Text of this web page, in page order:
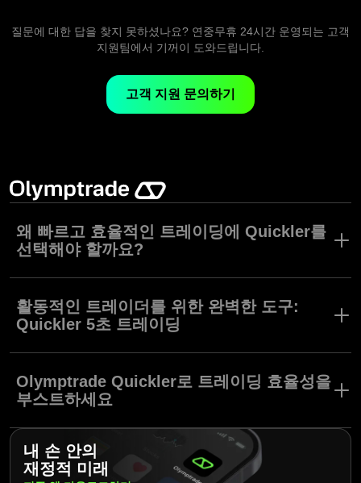
려있습니다. 그러나 5초 안에 트레이딩이 청산되는 이 도구의 특성
덕분에 트레이딩 결과를 빠르게 받아볼 수 있습니다.
질문에 대한 답을 찾지 못하셨나요? 연중무휴 24시간 운영되는 고객
지원팀에서 기꺼이 도와드립니다.
고객 지원 문의하기
왜 빠르고 효율적인 트레이딩에 Quickler를
선택해야 할까요?
동성 지수의 역할을 하기 때문에 기존 트레이딩 도구들과 차별화됩
니다. Quickler에서는 모든 트레이딩이 단 5초간 진행되기 때문에
트레이더들은 차트에서 직접 빠르고 효율적으로 거래할 수 있습니
다.
활동적인 트레이더를 위한 완벽한 도구:
Quickler 5초 트레이딩
들에게 Quickler는 이상적인 솔루션을 제공합니다. 단기 시세 변화
를 이용해 수익을 올리기 위해 디자인된 Quickler의 5초 트레이딩은
시장 추세에 빠르게 반응할 수 있게 해줍니다.
Olymptrade Quickler로 트레이딩 효율성을
부스트하세요
Quickler는 Olymptrade 플랫폼에서 빠르고 정확하게 트레이딩할 수
있는 독특한 기회를 제공합니다. 이 도구는 짧은 시장 변동을 이용
하여 빠르게 수익을 창출하려는 트레이더를 위해 고안되었습니다.
내 손 안의
재정적 미래